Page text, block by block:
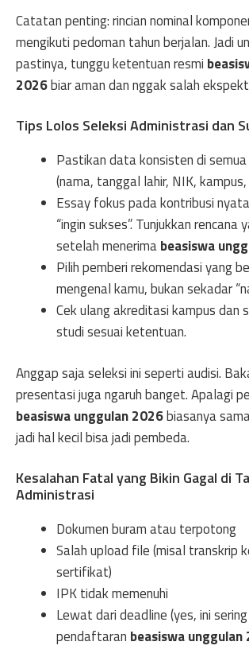
Catatan penting: rincian nominal
mengikuti pedoman tahun berjalan. Jadi
pastinya, tunggu ketentuan resmi
2026biar aman dan nggak salah
Tips Lolos Seleksi Administrasi dan
Pastikan data konsisten di
(nama, tanggal lahir, NIK, kampus,
Essay fokus pada kontribusi
“ingin sukses”. Tunjukkan rencana
setelah menerimabeasiswa
Pilih pemberi rekomendasi yang
mengenal kamu, bukan sekadar
Cek ulang akreditasi kampus dan
studi sesuai ketentuan.
Anggap saja seleksi ini seperti audisi.
presentasi juga ngaruh banget. Apalagi
beasiswa unggulan 2026biasanya
jadi hal kecil bisa jadi pembeda.
Kesalahan Fatal yang Bikin Gagal di
Administrasi
Dokumen buram atau terpotong
Salah upload file (misal transkrip
sertifikat)
IPK tidak memenuhi
Lewat dari deadline (yes, ini
pendaftaran beasiswa unggulan